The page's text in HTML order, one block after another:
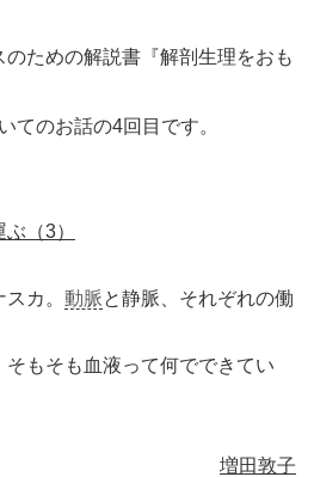
ための解説書『解剖生理をおも
てのお話の4回目です。
（3）
カ。 動脈と静脈、それぞれの働
そもそも血液って何でできてい
増田敦子